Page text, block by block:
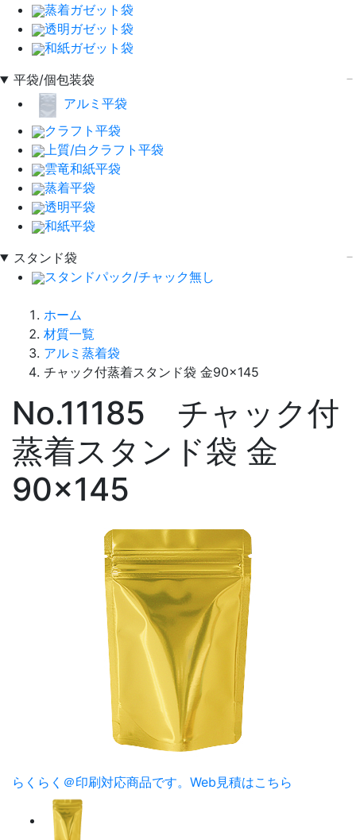
蒸着ガゼット袋
透明ガゼット袋
和紙ガゼット袋
平袋/個包装袋
アルミ平袋
クラフト平袋
上質/白クラフト平袋
雲竜和紙平袋
蒸着平袋
透明平袋
和紙平袋
スタンド袋
スタンドパック/チャック無し
ホーム
材質一覧
アルミ蒸着袋
チャック付蒸着スタンド袋 金90×145
No.11185 チャック付
蒸着スタンド袋 金
90×145
らくらく＠印刷対応商品です。 Web見積はこちら